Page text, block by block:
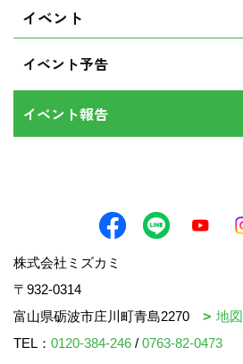
イベント
イベント予告
イベント報告
株式会社ミズカミ
〒932-0314
富山県砺波市庄川町青島2270
地図
TEL： 0120-384-246 / 0763-82-0473